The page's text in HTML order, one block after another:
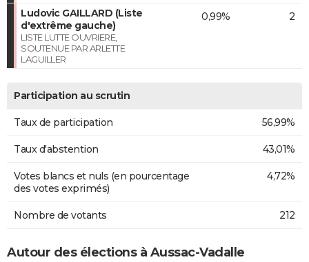
Ludovic GAILLARD (Liste
d'extrême gauche)
LISTE LUTTE OUVRIERE,
SOUTENUE PAR ARLETTE
LAGUILLER
0,99% 2
Participation au scrutin
Taux de participation 56,99%
Taux d'abstention 43,01%
Votes blancs et nuls (en pourcentage
des votes exprimés)
4,72%
Nombre de votants 212
Autour des élections à Aussac-Vadalle